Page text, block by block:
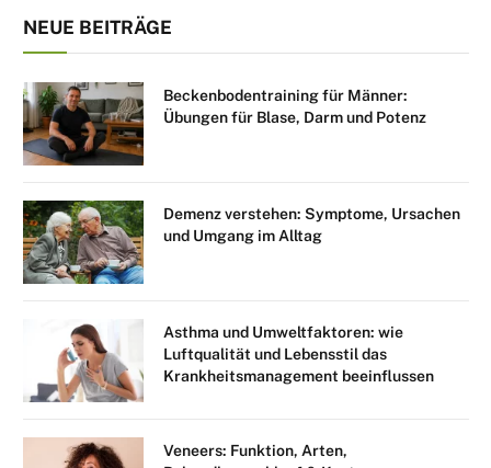
NEUE BEITRÄGE
Beckenbodentraining für Männer:
Übungen für Blase, Darm und Potenz
Demenz verstehen: Symptome, Ursachen
und Umgang im Alltag
Asthma und Umweltfaktoren: wie
Luftqualität und Lebensstil das
Krankheitsmanagement beeinflussen
Veneers: Funktion, Arten,